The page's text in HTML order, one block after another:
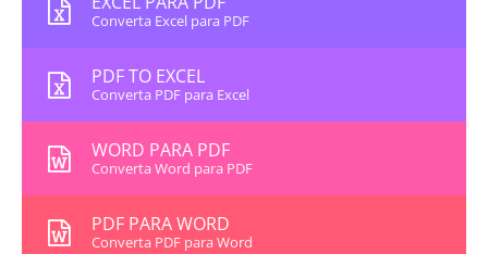
Converta Excel para PDF
PDF TO EXCEL
Converta PDF para Excel
WORD PARA PDF
Converta Word para PDF
PDF PARA WORD
Converta PDF para Word